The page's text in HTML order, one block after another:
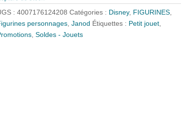
10,00 €.8,00 €.
:4007176124208 Catégories : Disney, FIGURINES,
personnages,Janod Étiquettes : Petit jouet,
,Soldes - Jouets